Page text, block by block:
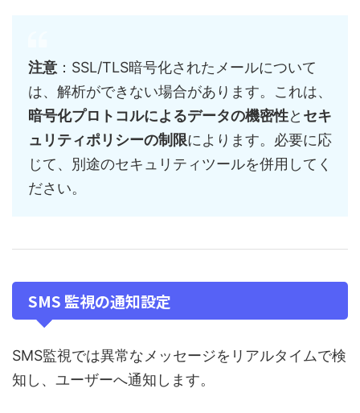
注意 ：SSL/TLS暗号化されたメールについて
は、解析ができない場合があります。これは、
暗号化プロトコルによるデータの機密性と セキ
ュリティポリシーの制限によります。必要に応
じて、別途のセキュリティツールを併用してく
ださい。
SMS 監視の通知設定
SMS監視では異常なメッセージをリアルタイムで検
知し、ユーザーへ通知します。